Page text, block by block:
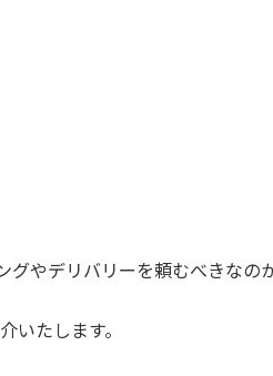
やデリバリーを頼むべきなの
いたします。